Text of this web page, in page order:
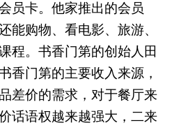
员卡。他家推出的会员
能购物、看电影、旅游、
程。书香门第的创始人田
香门第的主要收入来源，
差价的需求，对于餐厅来
话语权越来越强大，二来